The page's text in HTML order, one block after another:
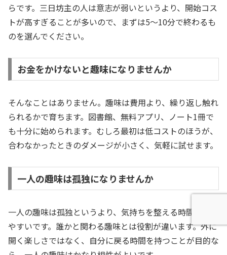
らです。三日坊主の人は意志が弱いというより、開始コス
トが高すぎることが多いので、まずは5〜10分で終わるも
のを選んでください。
お金をかけないと趣味になりませんか
そんなことはありません。趣味は費用より、繰り返し触れ
られるかで育ちます。図書館、無料アプリ、ノート1冊で
も十分に始められます。むしろ最初は低コストのほうが、
合わなかったときのダメージが小さく、気軽に試せます。
一人の趣味は孤独になりませんか
一人の趣味は孤独というより、気持ちを整える時間になり
やすいです。誰かと関わる趣味とは役割が違います。外に
開く楽しさではなく、自分に戻る時間を持つことが目的な